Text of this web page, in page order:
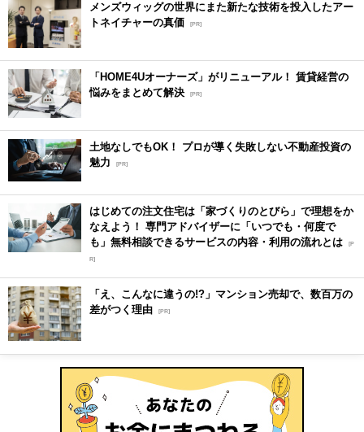
メンズウィッグの世界にまた新たな技術を投入したアー
トネイチャーの真価 [PR]
「HOME4Uオーナーズ」がリニューアル！ 賃貸経営の
悩みをまとめて解決 [PR]
土地なしでもOK！ プロが導く失敗しない不動産投資の
魅力
[PR]
はじめての注文住宅は「家づくりのとびら」で理想をか
なえよう！ 専門アドバイザーに「いつでも・何度で
も」無料相談できるサービスの内容・利用の流れとは [P
R]
「え、こんなに違うの!?」マンション売却で、数百万の
差がつく理由 [PR]